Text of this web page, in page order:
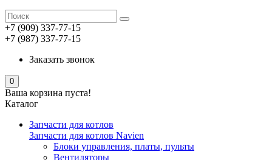
+7 (909) 337-77-15
+7 (987) 337-77-15
Заказать звонок
0
Ваша корзина пуста!
Каталог
Запчасти для котлов
Запчасти для котлов Navien
Блоки управления, платы, пульты
Вентиляторы